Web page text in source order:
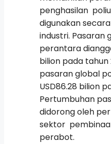
penghasilan
digunakan
industri. Pasaran
perantara
bilion pada
pasaran global
USD86.28 bilion
Pertumbuhan
didorong oleh
sektor
perabot.